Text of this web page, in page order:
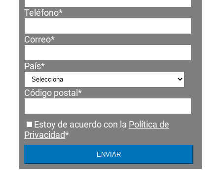
Teléfono*
Correo*
País*
Código postal *
Estoy de acuerdo con la Política de
Privacidad*